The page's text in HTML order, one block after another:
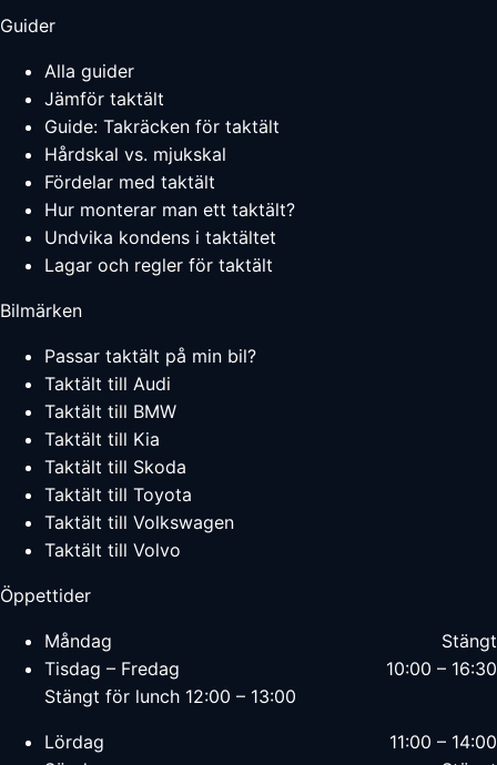
Guider
Alla guider
Jämför taktält
Guide: Takräcken för taktält
Hårdskal vs. mjukskal
Fördelar med taktält
Hur monterar man ett taktält?
Undvika kondens i taktältet
Lagar och regler för taktält
Bilmärken
Passar taktält på min bil?
Taktält till Audi
Taktält till BMW
Taktält till Kia
Taktält till Skoda
Taktält till Toyota
Taktält till Volkswagen
Taktält till Volvo
Öppettider
Måndag
Stängt
Tisdag – Fredag
10:00 – 16:30
Stängt för lunch 12:00 – 13:00
Lördag
11:00 – 14:00